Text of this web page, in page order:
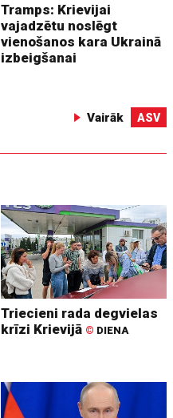
Tramps: Krievijai
vajadzētu noslēgt
vienošanos kara Ukrainā
izbeigšanai
Vairāk ASV
Triecieni rada degvielas
krīzi Krievijā © DIENA